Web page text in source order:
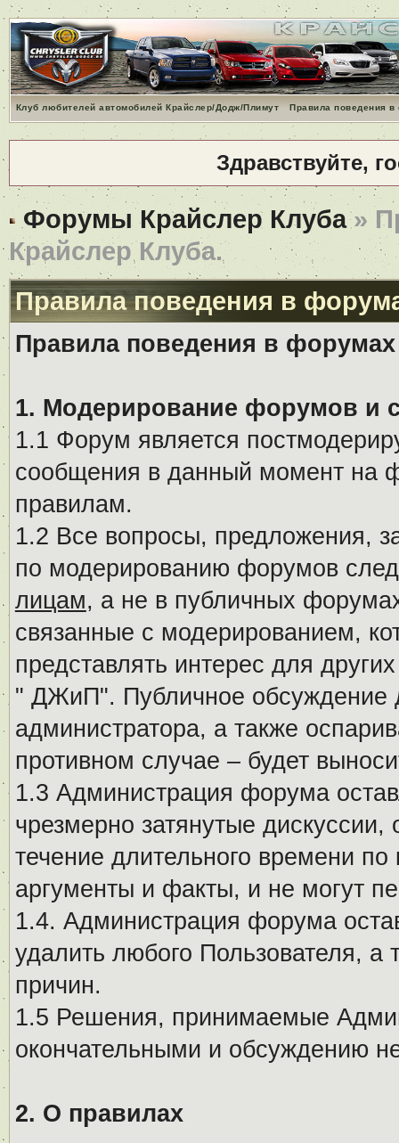
Клуб любителей автомобилей Крайслер/Додж/Плимут Правила поведения
Здравствуйте,
Форумы Крайслер Клуба»
Крайслер Клуба.
Правила поведения в
Правила поведения в
1. Модерирование форумов и
1.1 Форум является
сообщения в данный момент на
правилам.
1.2 Все вопросы, предложения,
по модерированию форумов
лицам, а не в публичных
связанные с модерированием,
представлять интерес для
" ДЖиП". Публичное обсуждение
администратора, а также
противном случае – будет
1.3 Администрация форума
чрезмерно затянутые
течение длительного времени
аргументы и факты, и не могут
1.4. Администрация форума
удалить любого Пользователя, а
причин.
1.5 Решения, принимаемые
окончательными и обсуждению
2. О правилах